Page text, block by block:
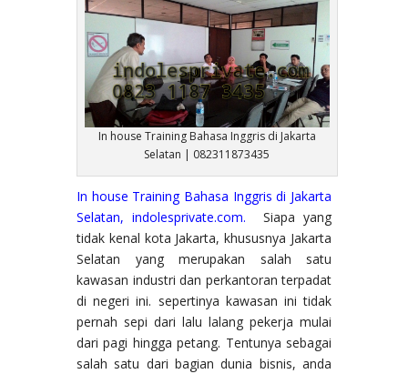
In house Training Bahasa Inggris di Jakarta
Selatan | 082311873435
In house Training Bahasa Inggris di Jakarta
Selatan, indolesprivate.com.
Siapa yang
tidak kenal kota Jakarta, khususnya Jakarta
Selatan yang merupakan salah satu
kawasan industri dan perkantoran terpadat
di negeri ini. sepertinya kawasan ini tidak
pernah sepi dari lalu lalang pekerja mulai
dari pagi hingga petang. Tentunya sebagai
salah satu dari bagian dunia bisnis, anda